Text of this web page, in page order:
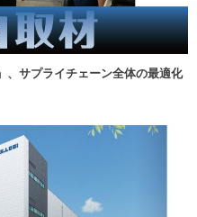
、サプライチェーン全体の最適化